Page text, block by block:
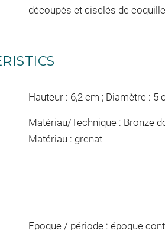
découpés et ciselés de
Hauteur : 6,2 cm ; Diamètre : 5
Matériau/Technique : Bronze
Matériau : grenat
Epoque / période : époque